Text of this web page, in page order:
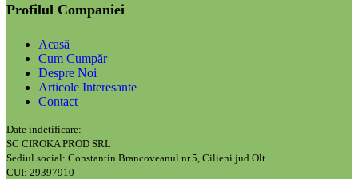
Profilul Companiei
Acasă
Cum Cumpăr
Despre Noi
Articole Interesante
Contact
Date indetificare:
SC CIROKA PROD SRL
Sediul social: Constantin Brancoveanul nr.5, Cilieni jud Olt.
CUI: 29397910